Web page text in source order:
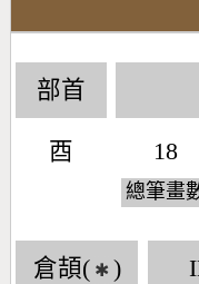
部首
酉 18
總筆畫
倉頡( ✱ )